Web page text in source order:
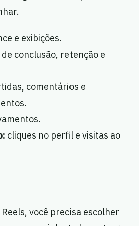
e exibições.
conclusão, retenção e
comentários e
cliques no perfil e visitas ao
você precisa escolher